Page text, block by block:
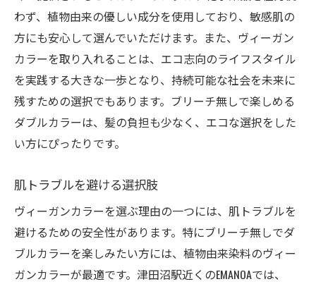
わず、植物由来の優しい成分を使用しており、敏感肌の
方にも安心して選んでいただけます。また、ヴィーガン
カラーを取り入れることは、エコ志向のライフスタイル
を実践する大きな一歩となり、持続可能な社会を未来に
残すための選択でもあります。ブリーチ無しで楽しめる
ダブルカラーは、髪の負担も少なく、エコな選択をした
い方にぴったりです。
肌トラブルを避ける選択肢
ヴィーガンカラーを選ぶ理由の一つには、肌トラブルを
避けるための安全性があります。特にブリーチ無しでダ
ブルカラーを楽しみたい方には、植物由来染料のヴィー
ガンカラーが最適です。津田沼駅近くのEMANOAでは、